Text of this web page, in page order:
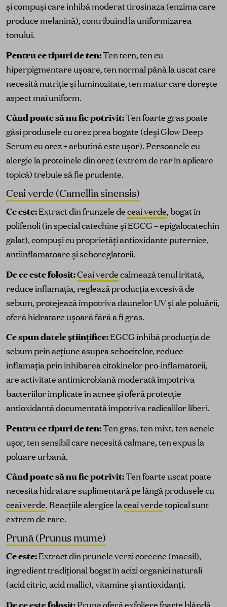
și compuși care inhibă moderat tirosinaza (enzima care
produce melanină), contribuind la uniformizarea
tonului.
Pentru ce tipuri de ten:Ten tern, ten cu
hiperpigmentare ușoare, ten normal până la uscat care
necesită nutriție și luminozitate, ten matur care dorește
aspect mai uniform.
Când poate să nu fie potrivit:Ten foarte gras poate
găsi produsele cu orez prea bogate (deși Glow Deep
Serum cu orez + arbutină este ușor). Persoanele cu
alergie la proteinele din orez (extrem de rar în aplicare
topică) trebuie să fie prudente.
Ceai verde (Camellia sinensis)
Ce este:Extract din frunzele deceai verde, bogat în
polifenoli (în special catechine și EGCG – epigalocatechin
galat), compuși cu proprietăți antioxidante puternice,
antiinflamatoare și seboreglatorii.
De ce este folosit:Ceai verdecalmează tenul iritată,
reduce inflamația, reglează producția excesivă de
sebum, protejează împotriva daunelor UV și ale poluării,
oferă hidratare ușoară fără a fi gras.
Ce spun datele științifice:EGCG inhibă producția de
sebum prin acțiune asupra sebocitelor, reduce
inflamația prin inhibarea citokinelor pro-inflamatorii,
are activitate antimicrobiană moderată împotriva
bacteriilor implicate în acnee și oferă protecție
antioxidantă documentată împotriva radicalilor liberi.
Pentru ce tipuri de ten:Ten gras, ten mixt, ten acneic
ușor, ten sensibil care necesită calmare, ten expus la
poluare urbană.
Când poate să nu fie potrivit:Ten foarte uscat poate
necesita hidratare suplimentară pe lângă produsele cu
ceai verde. Reacțiile alergice laceai verdetopical sunt
extrem de rare.
Prună (Prunus mume)
Ce este:Extract din prunele verzi coreene (maesil),
ingredient tradițional bogat în acizi organici naturali
(acid citric, acid mallic), vitamine și antioxidanți.
De ce este folosit:Pruna oferă exfoliere foarte blândă